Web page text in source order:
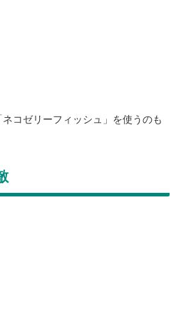
ネコゼリーフィッシュ」を使うのも